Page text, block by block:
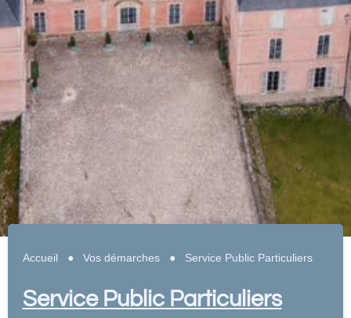
Accueil ● Vos démarches● Service Public Particuliers
Service Public Particuliers